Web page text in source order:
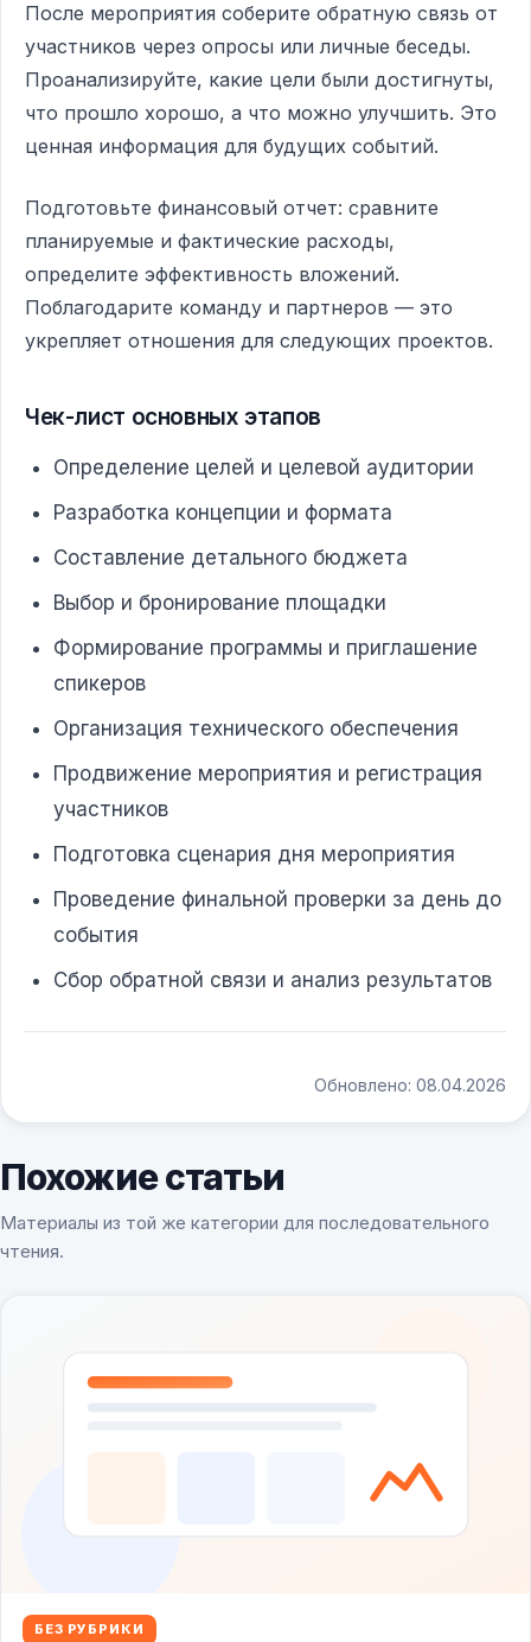
После мероприятия соберите обратную связь от
участников через опросы или личные беседы.
Проанализируйте, какие цели были достигнуты,
что прошло хорошо, а что можно улучшить. Это
ценная информация для будущих событий.
Подготовьте финансовый отчет: сравните
планируемые и фактические расходы,
определите эффективность вложений.
Поблагодарите команду и партнеров — это
укрепляет отношения для следующих проектов.
Чек-лист основных этапов
Определение целей и целевой аудитории
Разработка концепции и формата
Составление детального бюджета
Выбор и бронирование площадки
Формирование программы и приглашение
спикеров
Организация технического обеспечения
Продвижение мероприятия и регистрация
участников
Подготовка сценария дня мероприятия
Проведение финальной проверки за день до
события
Сбор обратной связи и анализ результатов
Обновлено: 08.04.2026
Похожие статьи
Материалы из той же категории для последовательного
чтения.
БЕЗ РУБРИКИ